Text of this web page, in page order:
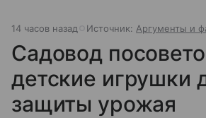
14 часов назад Источник: Аргументы и
Садовод
детские игрушки
защиты урожая